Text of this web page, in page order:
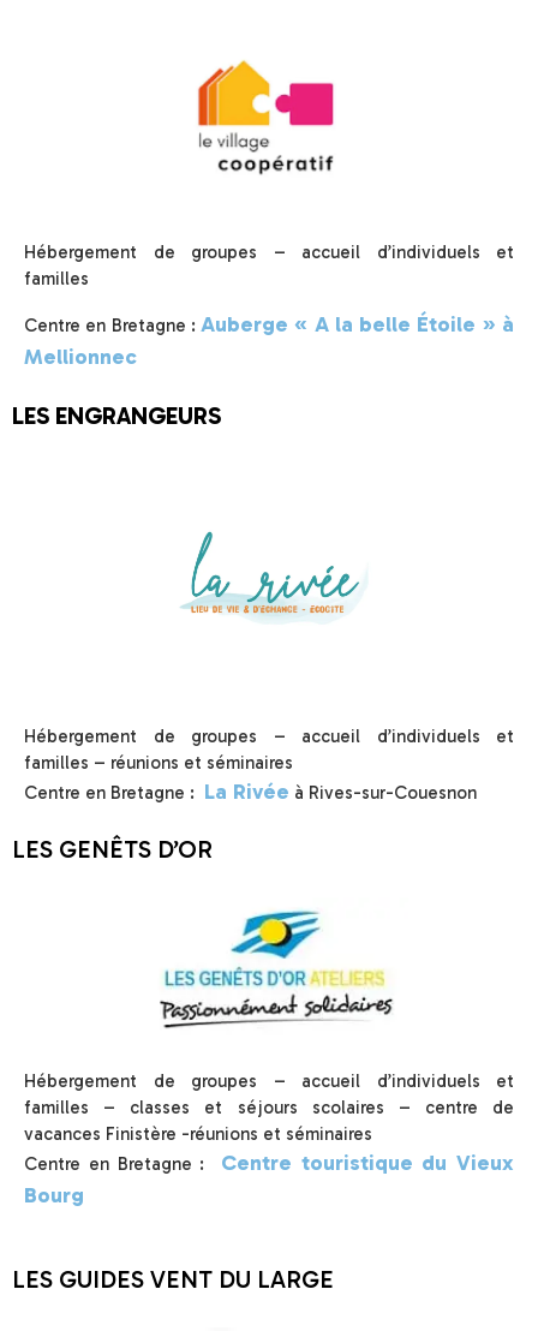
Hébergement de groupes – accueil d’individuels et
familles
Centre en Bretagne :Auberge « A la belle Étoile » à
Mellionnec
LES ENGRANGEURS
Hébergement de groupes – accueil d’individuels et
familles – réunions et séminaires
Centre en Bretagne : La Rivée à Rives-sur-Couesnon
LES GENÊTS D’OR
Hébergement de groupes – accueil d’individuels et
familles – classes et séjours scolaires – centre de
vacances Finistère -réunions et séminaires
Centre en Bretagne : Centre touristique du Vieux
Bourg
LES GUIDES VENT DU LARGE